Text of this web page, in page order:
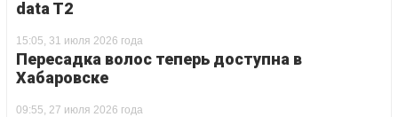
data T2
15:05, 31 июля 2026 года
Пересадка волос теперь доступна в
Хабаровске
09:55, 27 июля 2026 года